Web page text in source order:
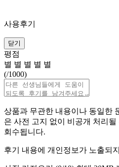
사용후기
닫기
평점
별 별 별 별 별
(/1000)
상품과 무관한 내용이나 동일한
은 사전 고지 없이 비공개 처리
회수됩니다.
후기 내용에 개인정보가 노출되